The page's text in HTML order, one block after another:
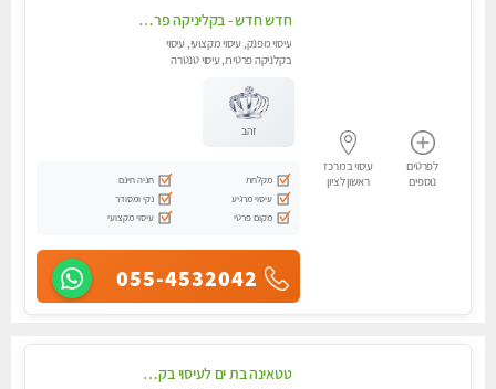
לפרטים
נוספים
עיסוי במרכז
ראשון לציון
חדש חדש - בקליניקה פרטית בחולון עיסוי לחידוש אנרגיות עיסוי חלומי מומלץ מאוד-ללא מין! highly recommended new in the city
עיסוי מפנק, עיסוי מקצועי, עיסוי
בקלניקה פרטית, עיסוי טנטרה
זהב
מקלחת
חניה חינם
עיסוי מרגיע
נקי ומסודר
מקום פרטי
עיסוי מקצועי
055-4532042
טטאינה בת ים לעיסוי בקליניקה מפוארת פרטית מקצועי - עיסוי שוודי וספורטיבי 0543577687